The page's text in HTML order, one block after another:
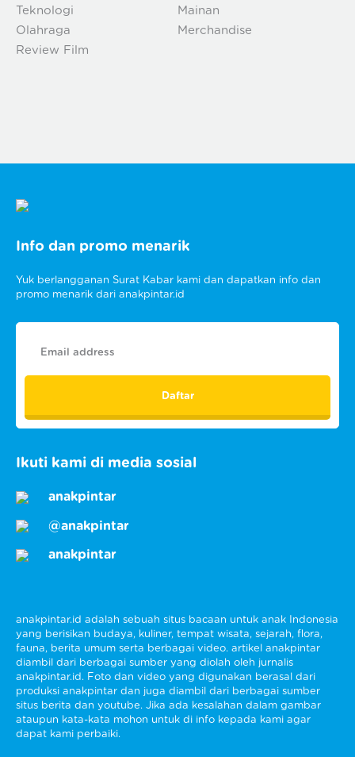
Teknologi
Olahraga
Review Film
Mainan
Merchandise
Info dan promo menarik
Yuk berlangganan Surat Kabar kami dan dapatkan info dan
promo menarik dari anakpintar.id
Ikuti kami di media sosial
anakpintar
@anakpintar
anakpintar
anakpintar.id adalah sebuah situs bacaan untuk anak Indonesia
yang berisikan budaya, kuliner, tempat wisata, sejarah, flora,
fauna, berita umum serta berbagai video. artikel anakpintar
diambil dari berbagai sumber yang diolah oleh jurnalis
anakpintar.id. Foto dan video yang digunakan berasal dari
produksi anakpintar dan juga diambil dari berbagai sumber
situs berita dan youtube. Jika ada kesalahan dalam gambar
ataupun kata-kata mohon untuk di info kepada kami agar
dapat kami perbaiki.